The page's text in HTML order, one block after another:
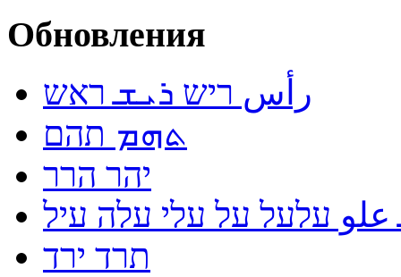
Обновления
رأس ריש ܪܝܫ ראש
ܬܗܡ תהם
יהר הרר
עלעל על עלי עלה עיל
תרד ירד